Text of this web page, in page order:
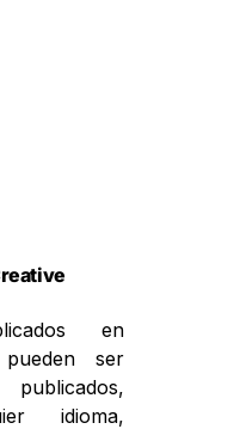
en
pueden ser
idioma,